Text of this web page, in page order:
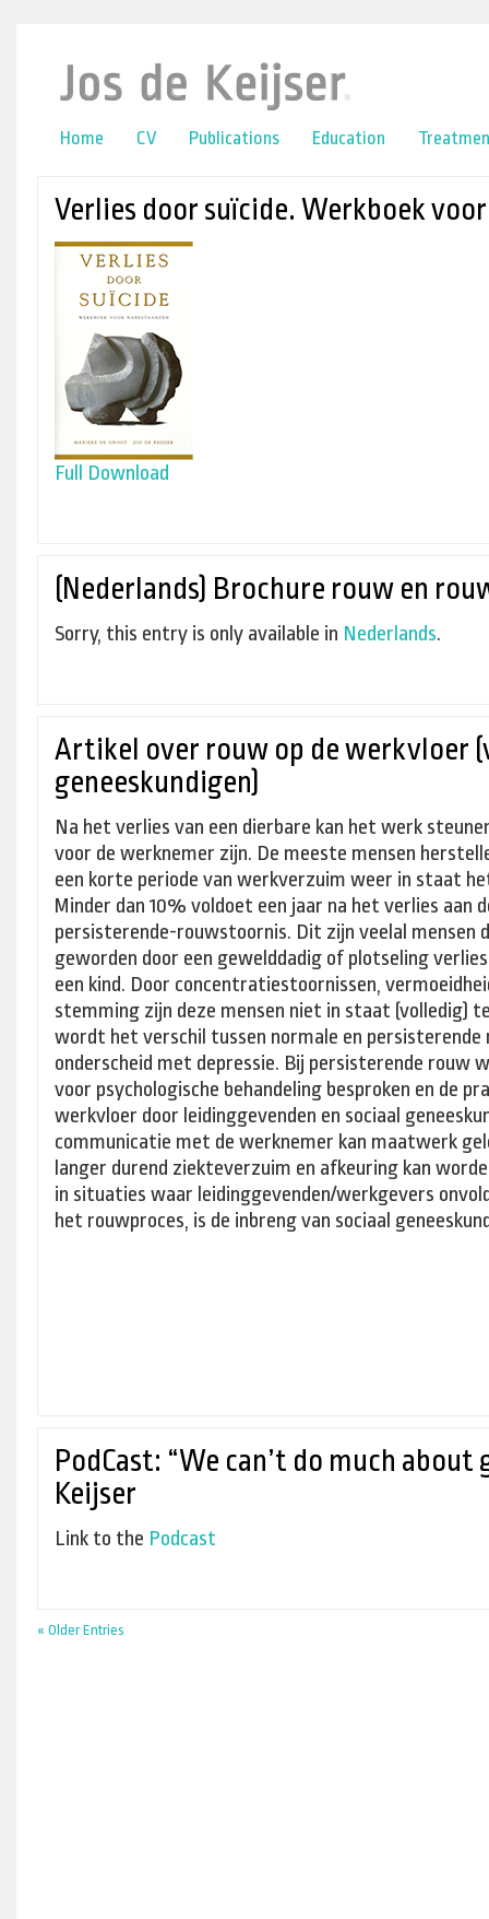
Home CV Publications Education
Verlies door suïcide. Werkboek
Full Download
(Nederlands) Brochure rouw en
Sorry, this entry is only available in Nederlands.
Artikel over rouw op de werkvloer
geneeskundigen)
Na het verlies van een dierbare kan het werk
voor de werknemer zijn. De meeste mensen
een korte periode van werkverzuim weer in staat
Minder dan 10% voldoet een jaar na het verlies aan
persisterende-rouwstoornis. Dit zijn veelal mensen
geworden door een gewelddadig of plotseling
een kind. Door concentratiestoornissen,
stemming zijn deze mensen niet in staat (volledig)
wordt het verschil tussen normale en persisterende
onderscheid met depressie. Bij persisterende rouw
voor psychologische behandeling besproken en de
werkvloer door leidinggevenden en sociaal
communicatie met de werknemer kan maatwerk
langer durend ziekteverzuim en afkeuring kan
in situaties waar leidinggevenden/werkgevers
het rouwproces, is de inbreng van sociaal
PodCast: “We can’t do much about
Keijser
Link to the Podcast
« Older Entries